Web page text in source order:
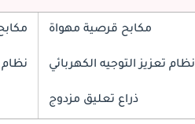
مكابح قرصية مهواة
نظام تعزيز التوجيه الكهربائي نظام
ذراع تعليق مزدوج